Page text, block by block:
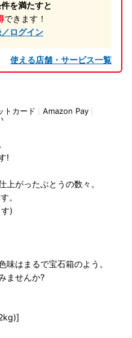
を満たすと
できます！
ログイン
使える店舗・サービス一覧
トカード
Amazon Pay
!
がったぶとうの数々。
。
)
はまるで宝石箱のよう。
ませんか?